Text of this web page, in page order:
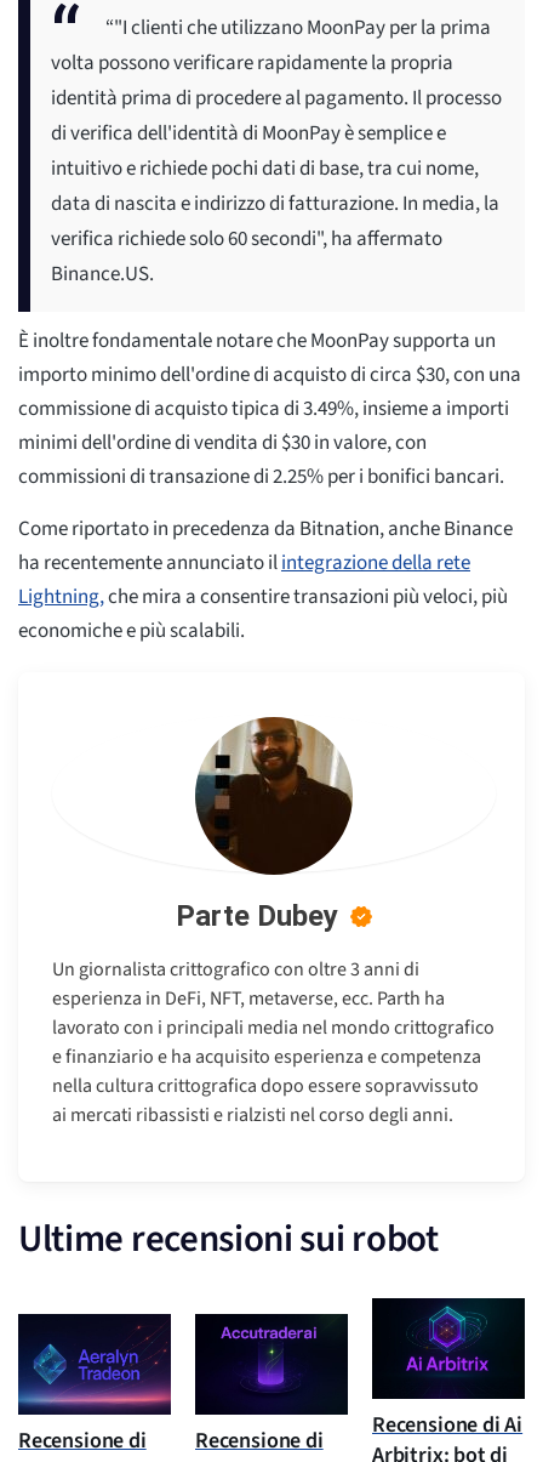
“"I clienti che utilizzano MoonPay per la prima
volta possono verificare rapidamente la propria
identità prima di procedere al pagamento. Il processo
di verifica dell'identità di MoonPay è semplice e
intuitivo e richiede pochi dati di base, tra cui nome,
data di nascita e indirizzo di fatturazione. In media, la
verifica richiede solo 60 secondi", ha affermato
Binance.US.
È inoltre fondamentale notare che MoonPay supporta un
importo minimo dell'ordine di acquisto di circa $30, con una
commissione di acquisto tipica di 3.49%, insieme a importi
minimi dell'ordine di vendita di $30 in valore, con
commissioni di transazione di 2.25% per i bonifici bancari.
Come riportato in precedenza da Bitnation, anche Binance
ha recentemente annunciato ilintegrazione della rete
Lightning,che mira a consentire transazioni più veloci, più
economiche e più scalabili.
Parte Dubey
Un giornalista crittografico con oltre 3 anni di
esperienza in DeFi, NFT, metaverse, ecc. Parth ha
lavorato con i principali media nel mondo crittografico
e finanziario e ha acquisito esperienza e competenza
nella cultura crittografica dopo essere sopravvissuto
ai mercati ribassisti e rialzisti nel corso degli anni.
Ultime recensioni sui robot
Recensione di
Recensione di
Recensione di Ai
Arbitrix: bot di